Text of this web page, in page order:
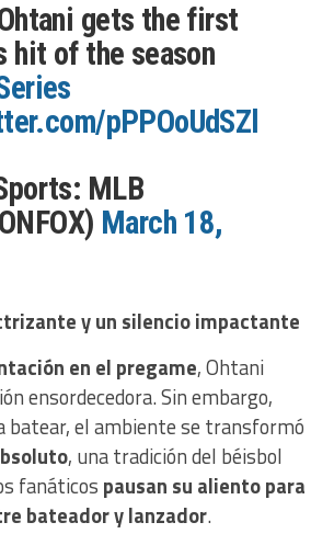
gets the first
hit of the season
pPPOoUdSZl
MLB
March 18,
y un silencio impactante
en el pregame, Ohtani
ensordecedora. Sin embargo,
batear, el ambiente se transformó
, una tradición del béisbol
fanáticos pausan su aliento para
bateador y lanzador.